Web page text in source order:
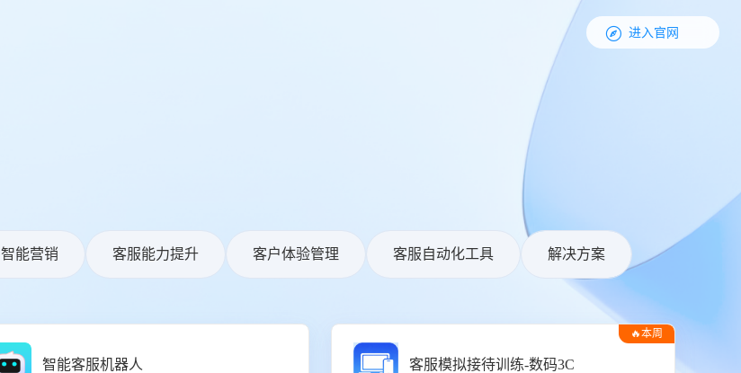
 进入官网
智能营销 客服能力提升 客户体验管理 客服自动化工具 解决方案
智能客服机器人
🔥本周
客服模拟接待训练-数码3C